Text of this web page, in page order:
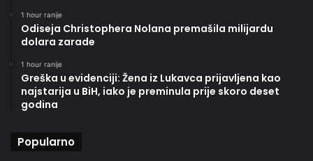
1 hour ranije
Odiseja Christophera Nolana premašila milijardu
dolara zarade
1 hour ranije
Greška u evidenciji: Žena iz Lukavca prijavljena kao
najstarija u BiH, iako je preminula prije skoro deset
godina
Popularno